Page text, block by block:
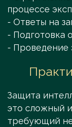
процессе
- Ответы на
- Подготовка
- Проведение
Защита
это сложный
требующий не